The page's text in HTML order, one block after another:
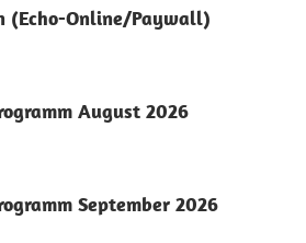
(Echo-Online/Paywall)
August 2026
September 2026